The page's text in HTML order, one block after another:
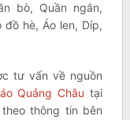
bò, Quần ngắn,
hè, Áo len, Díp,
tư vấn về nguồn
Quảng Châu tại
thông tin bên